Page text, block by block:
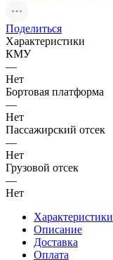
Поделиться
Характеристики
КМУ
—
Нет
Бортовая платформа
—
Нет
Пассажирский отсек
—
Нет
Грузовой отсек
—
Нет
Характеристики
Описание
Доставка
Оплата